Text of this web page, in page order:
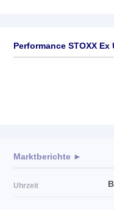
Performance STOXX
Marktberichte ►
Uhrzeit